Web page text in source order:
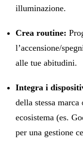
illuminazione.
Crea routine:
l’accensione/
alle tue abitudini.
Integra i
della stessa
ecosistema (es.
per una gestione